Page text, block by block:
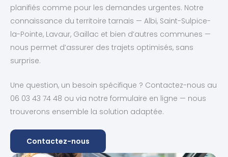
planifiés comme pour les demandes urgentes. Notre
connaissance du territoire tarnais — Albi, Saint-Sulpice-
la-Pointe, Lavaur, Gaillac et bien d’autres communes —
nous permet d’assurer des trajets optimisés, sans
surprise.
Une question, un besoin spécifique ? Contactez-nous au
06 03 43 74 48 ou via notre formulaire en ligne — nous
trouverons ensemble la solution adaptée.
Contactez-nous